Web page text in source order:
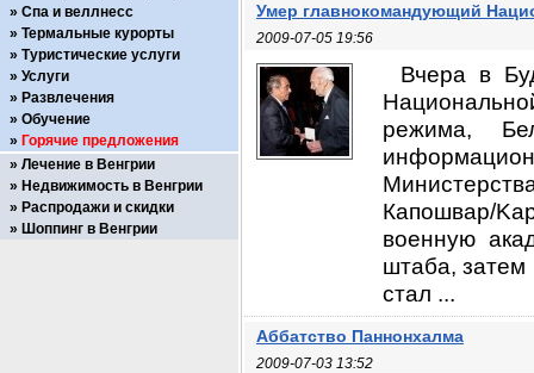
Умер главнокомандующий
2009-07-05 19:56
Вчера в
режима,
Капошвар/
военную
штаба, затем
стал ...
Аббатство Паннонхалма
2009-07-03 13:52
Спа и веллнесс
Термальные курорты
Туристические услуги
Услуги
Развлечения
Обучение
Горячие предложения
Лечение в Венгрии
Недвижимость в Венгрии
Распродажи и скидки
Шоппинг в Венгрии